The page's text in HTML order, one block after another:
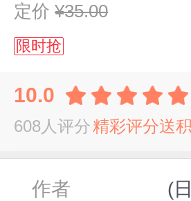
定价 ¥35.00
限时抢
10.0
608人评分精彩评分送
作者 (